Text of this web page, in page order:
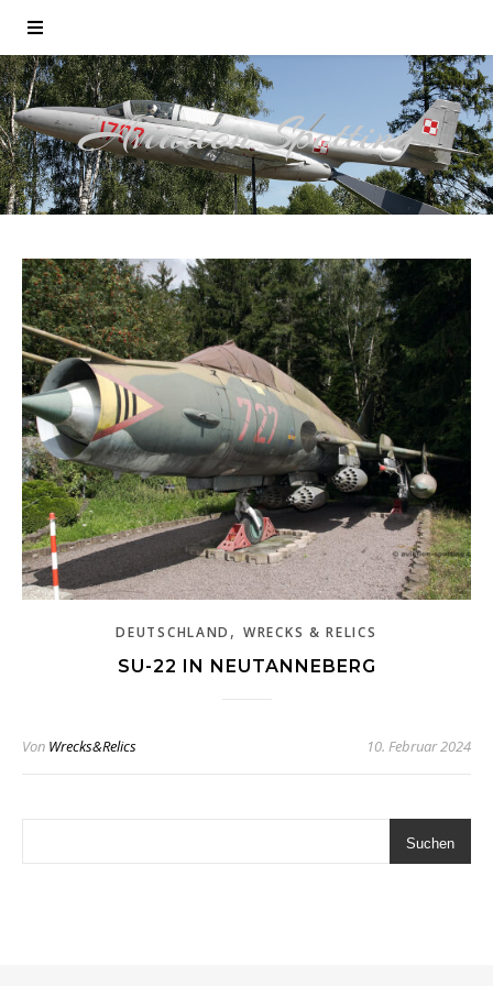
Aviation Spotting
DEUTSCHLAND ,WRECKS & RELICS
SU-22 IN NEUTANNEBERG
Von Wrecks&Relics 10. Februar 2024
Suchen